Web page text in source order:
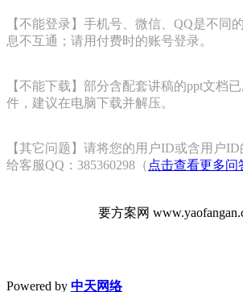
【不能登录】手机号、微信、QQ是不同
息不互通；请用付费时的账号登录。
【不能下载】部分含配套讲稿的ppt文档
件，建议在电脑下载并解压。
【其它问题】请将您的用户ID或含用户
给客服QQ：385360298（ 点击查看更多问
要方案网
Powered by 中天网络